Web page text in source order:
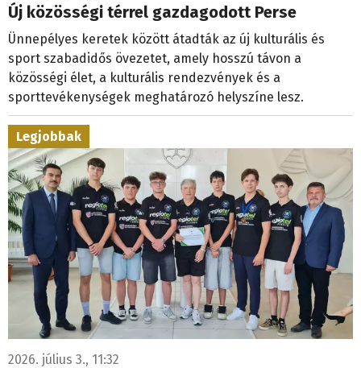
Új közösségi térrel gazdagodott Perse
Ünnepélyes keretek között átadták az új kulturális és
sport szabadidős övezetet, amely hosszú távon a
közösségi élet, a kulturális rendezvények és a
sporttevékenységek meghatározó helyszíne lesz.
Legjobbak
2026. július 3., 11:32